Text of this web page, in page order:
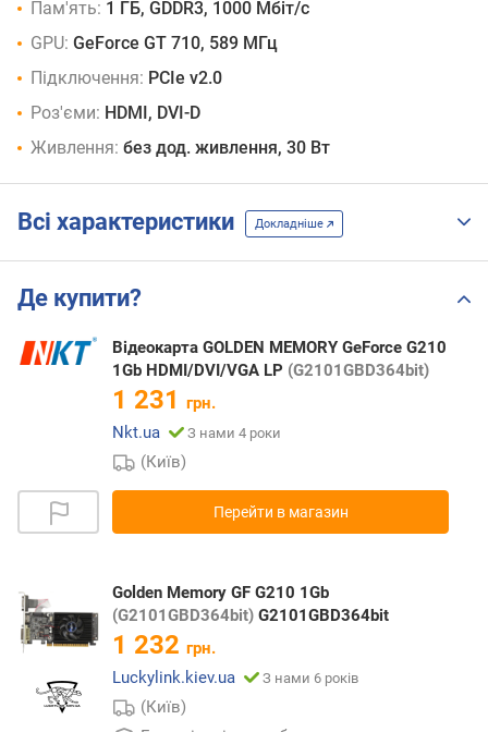
Пам'ять: 1 ГБ, GDDR3, 1000 Мбіт/с
GPU: GeForce GT 710, 589 МГц
Підключення: PCIe v2.0
Роз'єми: HDMI, DVI-D
Живлення: без дод. живлення, 30 Вт
Всі характеристики Докладніше
Де купити?
Відеокарта GOLDEN MEMORY GeForce G210
1Gb HDMI/DVI/VGA LP (G2101GBD364bit)
1 231 грн.
Nkt.ua
З нами 4 роки
(Київ)
Перейти в магазин
Golden Memory GF G210 1Gb
(G2101GBD364bit) G2101GBD364bit
1 232 грн.
Luckylink.kiev.ua
З нами 6 років
(Київ)